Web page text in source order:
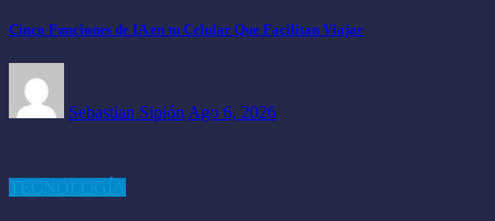
Cinco Funciones de IA en tu Celular Que Facilitan Viajar
Sebastian Sipión Ago 6, 2026